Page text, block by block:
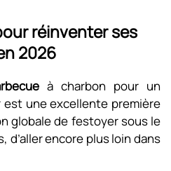
réinventer ses
2026
à charbon pour un
une excellente première
globale de festoyer sous le
d’aller encore plus loin dans